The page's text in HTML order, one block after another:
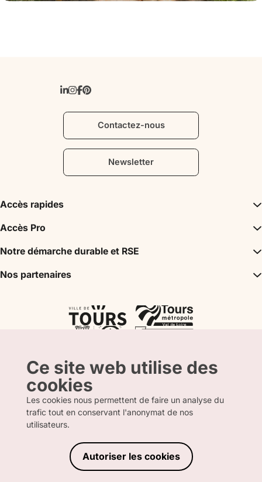
Ce site web utilise des
cookies
Les cookies nous permettent de faire un analyse du
trafic tout en conservant l'anonymat de nos
utilisateurs.
Autoriser les cookies
Contactez-nous
Newsletter
Accès rapides
Inspirations
Agenda
Tours City Pass
Accès Pro
Agence Réceptive / DMC
Espace Partenaire
Notre démarche durable et RSE
Un tourisme durable
Nos partenaires
CRT Centre Val de Loire
FRANCAIS ANGLAIS